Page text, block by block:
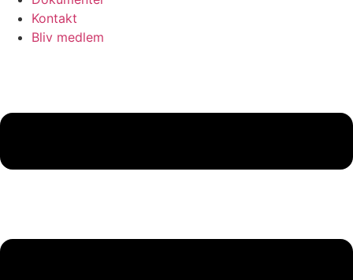
Kontakt
Bliv medlem